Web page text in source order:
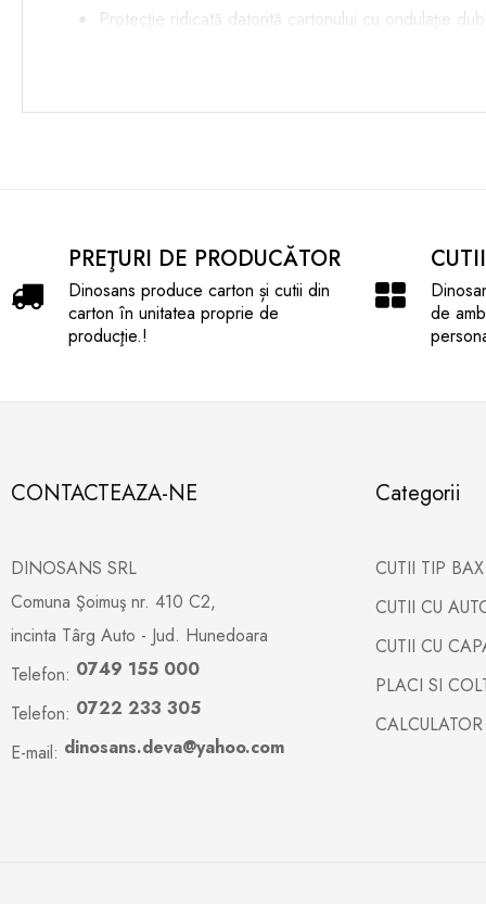
Protecție ridicată datorită cartonului cu ondulație
PREŢURI DE PRODUCĂTOR
Dinosans produce carton și cutii din
carton în unitatea proprie de
producţie.!
de
CONTACTEAZA-NE
DINOSANS SRL
Comuna Şoimuş nr. 410 C2,
incinta Târg Auto - Jud. Hunedoara
Telefon: 0749 155 000
Telefon: 0722 233 305
E-mail: dinosans.deva@yahoo.com
Categorii
CUTII TIP
CUTII CU
CUTII CU
PLACI SI